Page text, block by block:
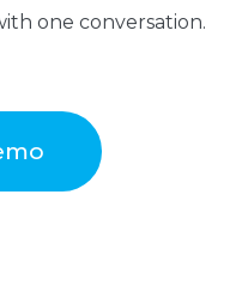
one conversation.